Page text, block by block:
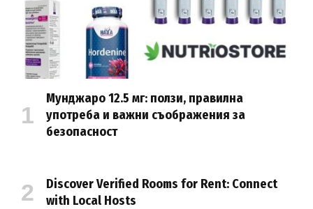
Мунджаро 12.5 мг: ползи, правилна
употреба и важни съображения за
безопасност
Discover Verified Rooms for Rent: Connect
with Local Hosts